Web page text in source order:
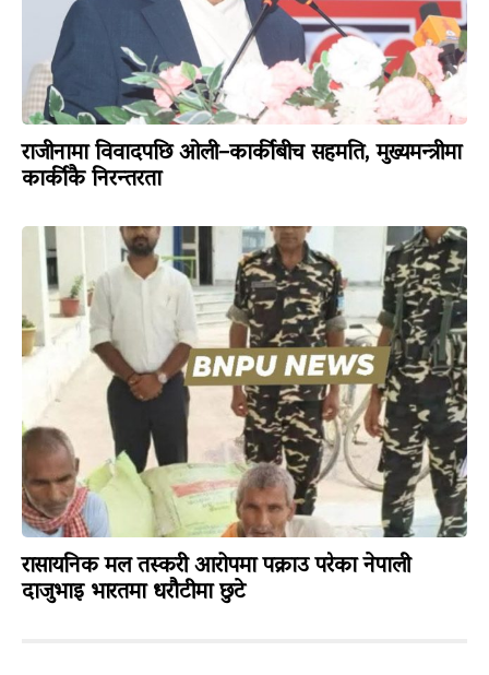
राजीनामा विवादपछि ओली–कार्कीबीच सहमति, मुख्यमन्त्रीमा
कार्कीकै निरन्तरता
रासायनिक मल तस्करी आरोपमा पक्राउ परेका नेपाली
दाजुभाइ भारतमा धरौटीमा छुटे